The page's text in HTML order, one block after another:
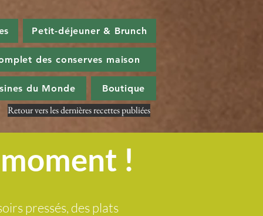
Petit-déjeuner & Brunch
des conserves maison
du Monde Boutique
Retour vers les dernières recettes publiées
!
pressés, des plats